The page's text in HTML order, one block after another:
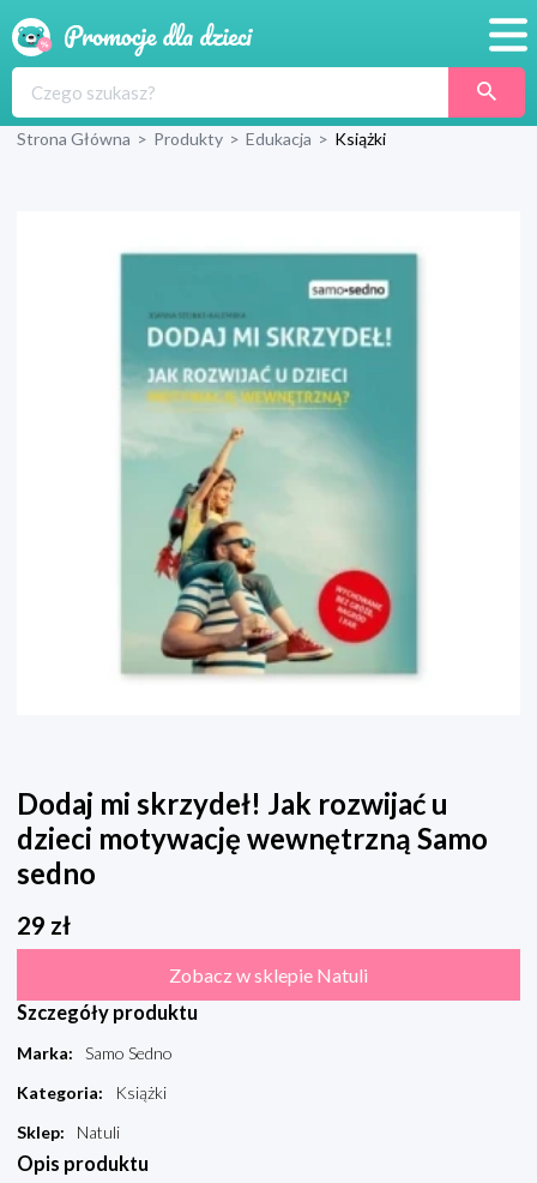
Produkty
Blog
Wyprawka
Strona Główna > Produkty > Edukacja > Książki
Dodaj mi skrzydeł! Jak rozwijać u
dzieci motywację wewnętrzną Samo
sedno
29 zł
Zobacz w sklepie Natuli
Szczegóły produktu
Marka:
Samo Sedno
Kategoria:
Książki
Sklep: Natuli
Opis produktu